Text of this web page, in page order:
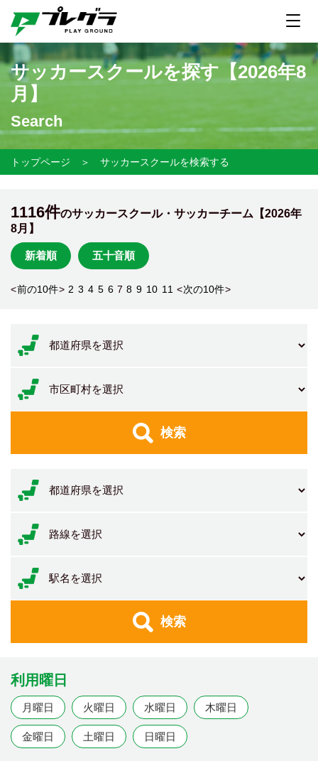
サッカースクールを探す【2026年8
月】
Search
トップページ ＞ サッカースクールを検索する
1116件のサッカースクール・サッカーチーム【2026年
8月】
新着順 五十音順
<前の10件> 2 3 4 5 6 7 8 9 10 11 <次の10件>
検索
検索
利用曜日
月曜日 火曜日 水曜日 木曜日
金曜日 土曜日 日曜日